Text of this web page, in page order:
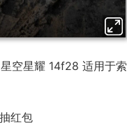
空星耀 14f28 适用于索
红包